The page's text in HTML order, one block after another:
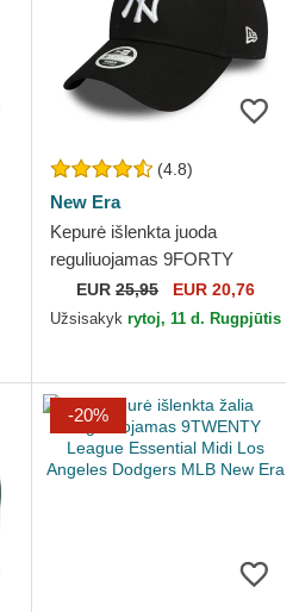
(4.8)
New Era
Kepurė išlenkta juoda
reguliuojamas 9FORTY
Essential New York Yankees
MLB New Era
EUR 25,95 EUR 20,76
Užsisakyk rytoj, 11 d. Rugpjūtis
-20%